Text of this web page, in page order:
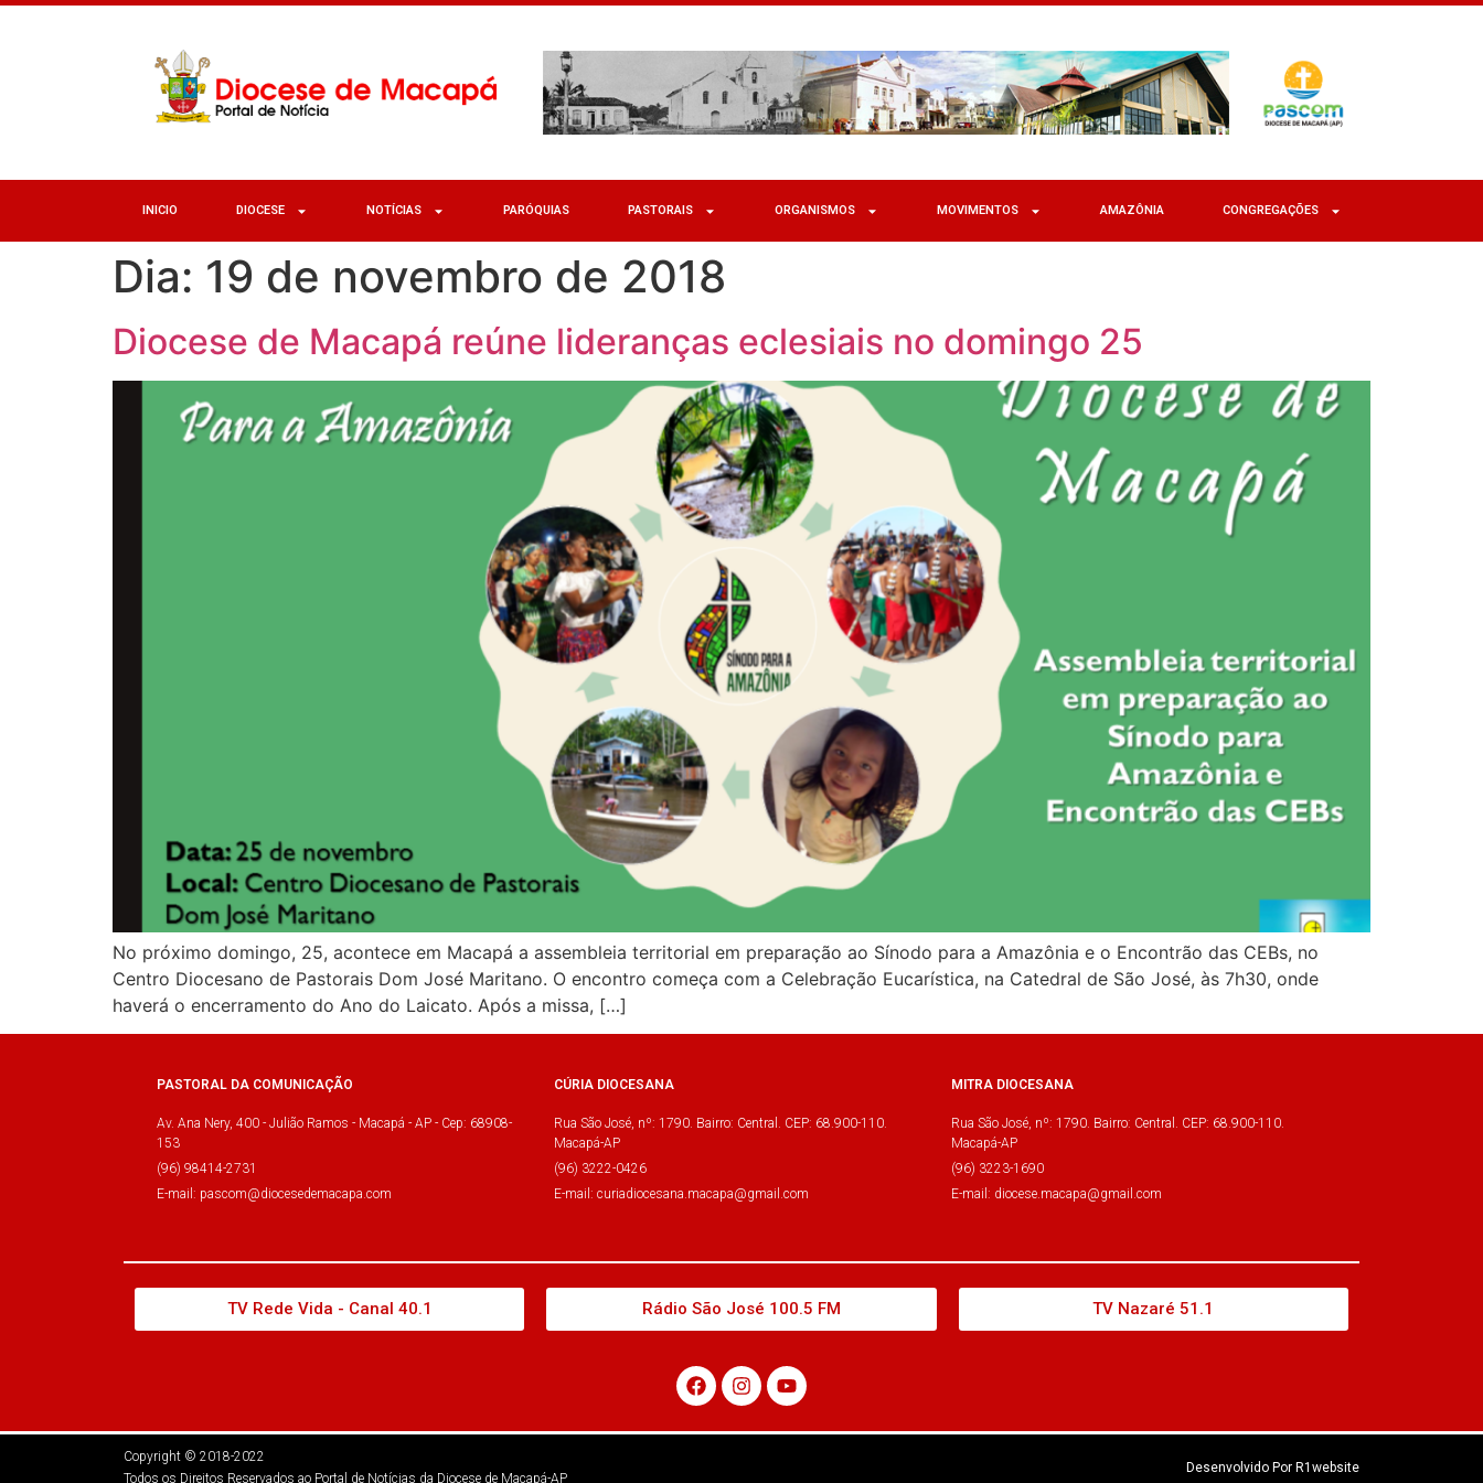
INICIO DIOCESE NOTÍCIAS PARÓQUIAS PASTORAIS ORGANISMOS MOVIMENTOS AMAZÔNIA CONGREGAÇÕES
Dia: 19 de novembro de 2018
Diocese de Macapá reúne lideranças eclesiais no domingo 25
No próximo domingo, 25, acontece em Macapá a assembleia territorial em preparação ao Sínodo para a Amazônia e o Encontrão das CEBs, no
Centro Diocesano de Pastorais Dom José Maritano. O encontro começa com a Celebração Eucarística, na Catedral de São José, às 7h30, onde
haverá o encerramento do Ano do Laicato. Após a missa, […]
PASTORAL DA COMUNICAÇÃO
Av. Ana Nery, 400 - Julião Ramos - Macapá - AP - Cep: 68908-
153
(96) 98414-2731
E-mail: pascom@diocesedemacapa.com
CÚRIA DIOCESANA
Rua São José, nº: 1790. Bairro: Central. CEP: 68.900-110.
Macapá-AP
(96) 3222-0426
E-mail: curiadiocesana.macapa@gmail.com
MITRA DIOCESANA
Rua São José, nº: 1790. Bairro: Central. CEP: 68.900-110.
Macapá-AP
(96) 3223-1690
E-mail: diocese.macapa@gmail.com
TV Rede Vida - Canal 40.1 Rádio São José 100.5 FM TV Nazaré 51.1
Copyright © 2018-2022
Todos os Direitos Reservados ao Portal de Notícias da Diocese de Macapá-AP
Desenvolvido Por R1website